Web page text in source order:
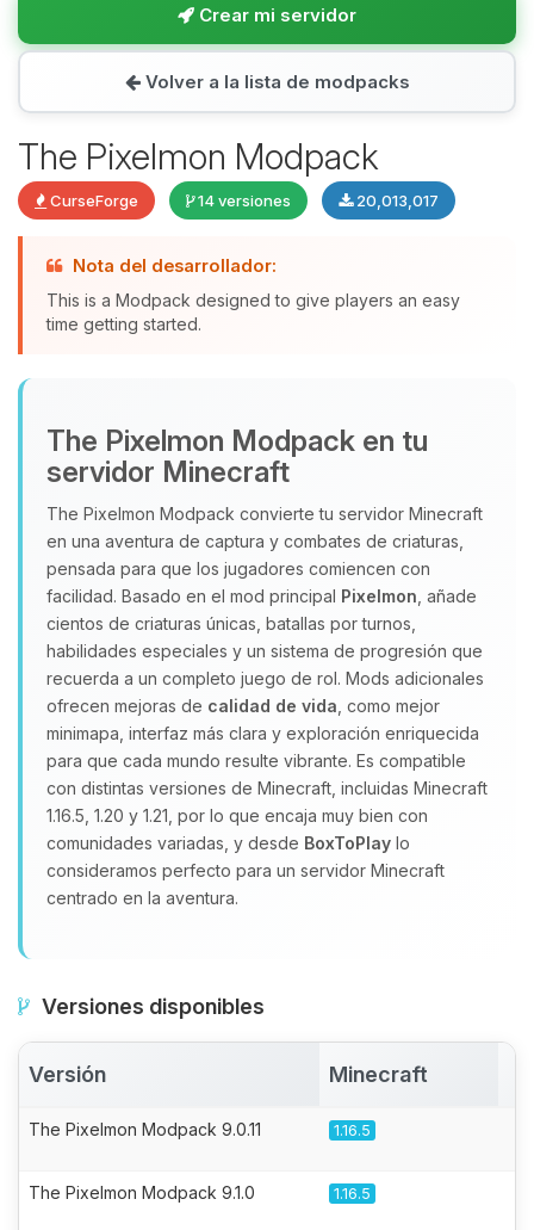
Crear mi servidor
Volver a la lista de modpacks
The Pixelmon Modpack
CurseForge 14 versiones 20,013,017
Nota del desarrollador:
This is a Modpack designed to give players an easy
time getting started.
The Pixelmon Modpack en tu
servidor Minecraft
The Pixelmon Modpack convierte tu servidor Minecraft
en una aventura de captura y combates de criaturas,
pensada para que los jugadores comiencen con
facilidad. Basado en el mod principal Pixelmon , añade
cientos de criaturas únicas, batallas por turnos,
habilidades especiales y un sistema de progresión que
recuerda a un completo juego de rol. Mods adicionales
ofrecen mejoras de calidad de vida , como mejor
minimapa, interfaz más clara y exploración enriquecida
para que cada mundo resulte vibrante. Es compatible
con distintas versiones de Minecraft, incluidas Minecraft
1.16.5, 1.20 y 1.21, por lo que encaja muy bien con
comunidades variadas, y desde BoxToPlay lo
consideramos perfecto para un servidor Minecraft
centrado en la aventura.
Versiones disponibles
Versión Minecraft
The Pixelmon Modpack 9.0.11 1.16.5
The Pixelmon Modpack 9.1.0 1.16.5
Yupi, por fin alguien con quien
hablar! Soy Choupy, tu pequeno
asistente de BoxToPlay. Cuentame
que necesitas y moveré mis
pequenos circuitos para ayudarte.
09/08/2026 15:49